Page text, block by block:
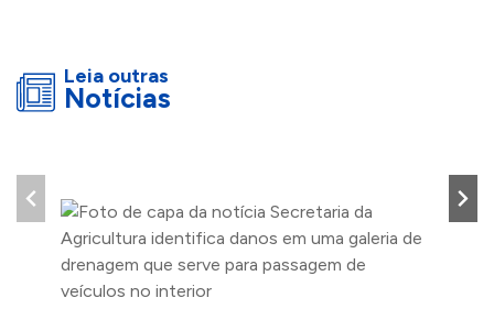
Leia outras
Notícias